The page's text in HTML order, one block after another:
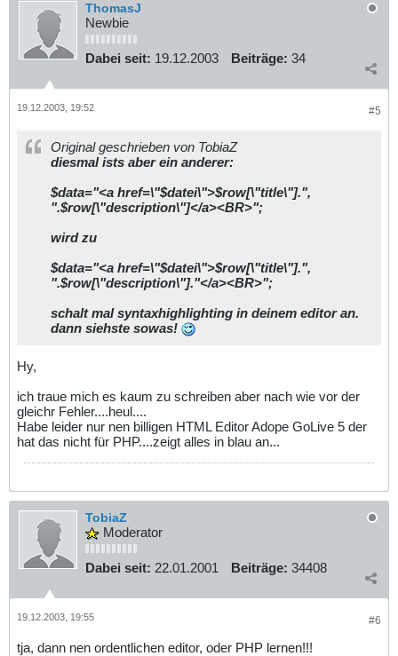
ThomasJ
Newbie
Dabei seit: 19.12.2003 Beiträge: 34
#5
19.12.2003, 19:52
Original geschrieben von TobiaZ
diesmal ists aber ein anderer:
$data="<a href=\"$datei\">$row[\"title\"].",
".$row[\"description\"]</a><BR>";
wird zu
$data="<a href=\"$datei\">$row[\"title\"].",
".$row[\"description\"]."</a><BR>";
schalt mal syntaxhighlighting in deinem editor an.
dann siehste sowas!
Hy,
ich traue mich es kaum zu schreiben aber nach wie vor der
gleichr Fehler....heul....
Habe leider nur nen billigen HTML Editor Adope GoLive 5 der
hat das nicht für PHP....zeigt alles in blau an...
TobiaZ
Moderator
Dabei seit: 22.01.2001 Beiträge: 34408
#6
19.12.2003, 19:55
tja, dann nen ordentlichen editor, oder PHP lernen!!!